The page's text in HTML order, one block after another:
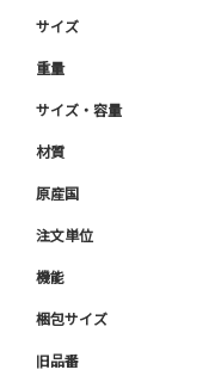
サイズ
重量
サイズ・容量
材質
原産国
注文単位
機能
梱包サイズ
旧品番